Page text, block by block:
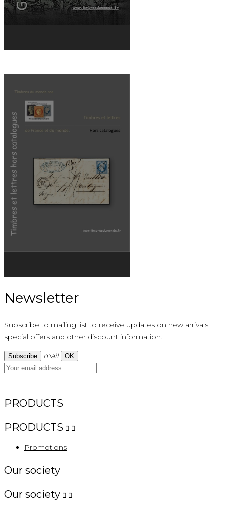
DOWNLOAD THE CATALOG
OUT OF CATALOG
Newsletter
Subscribe to mailing list to receive updates on new arrivals,
special offers and other discount information.
mail
PRODUCTS
PRODUCTS  
Promotions
Our society
Our society  